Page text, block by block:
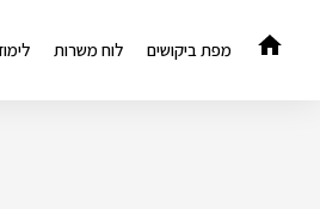
לתוכן
מפת ביקושים לוח משרות